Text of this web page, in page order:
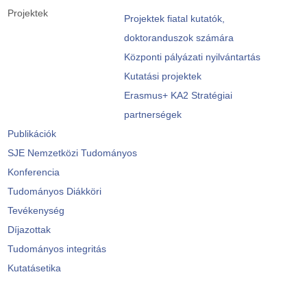
Projektek
Projektek fiatal kutatók,
doktoranduszok számára
Központi pályázati nyilvántartás
Kutatási projektek
Erasmus+ KA2 Stratégiai
partnerségek
Publikációk
SJE Nemzetközi Tudományos
Konferencia
Tudományos Diákköri
Tevékenység
Díjazottak
Tudományos integritás
Kutatásetika